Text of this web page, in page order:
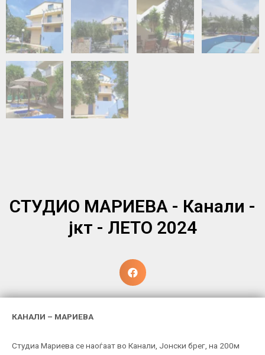
СТУДИО МАРИЕВА - Канали -
јкт - ЛЕТО 2024
КАНАЛИ – МАРИЕВА
Студиа Мариева се наоѓаат во Канали, Јонски брег, на 200м